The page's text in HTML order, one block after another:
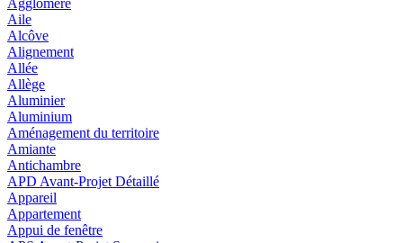
Aggloméré
Aile
Alcôve
Alignement
Allée
Allège
Aluminier
Aluminium
Aménagement du territoire
Amiante
Antichambre
APD Avant-Projet Détaillé
Appareil
Appartement
Appui de fenêtre